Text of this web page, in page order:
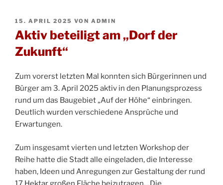
VERÖFFENTLICHT
AM
15. APRIL 2025 VON ADMIN
Aktiv beteiligt am „Dorf der
Zukunft“
Zum vorerst letzten Mal konnten sich Bürgerinnen und
Bürger am 3. April 2025 aktiv in den Planungsprozess
rund um das Baugebiet „Auf der Höhe“ einbringen.
Deutlich wurden verschiedene Ansprüche und
Erwartungen.
Zum insgesamt vierten und letzten Workshop der
Reihe hatte die Stadt alle eingeladen, die Interesse
haben, Ideen und Anregungen zur Gestaltung der rund